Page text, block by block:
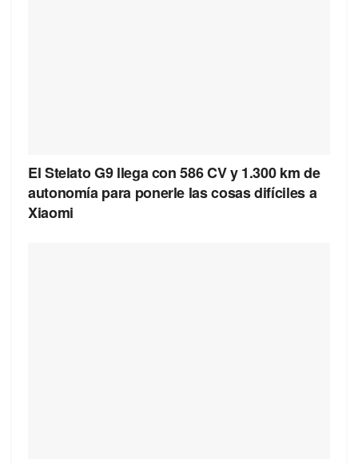
El Stelato G9 llega con 586 CV y 1.300 km de
autonomía para ponerle las cosas difíciles a
Xiaomi